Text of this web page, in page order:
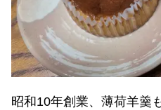
昭和10年創業、薄荷羊羹